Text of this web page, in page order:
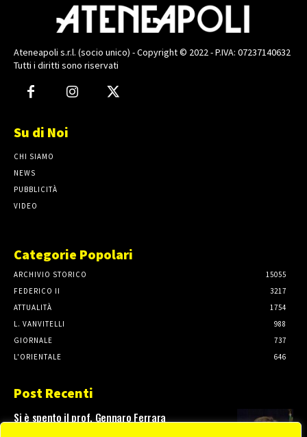
Ateneapoli s.r.l. (socio unico) - Copyright © 2022 - P.IVA: 07237140632
Tutti i diritti sono riservati
Su di Noi
CHI SIAMO
NEWS
PUBBLICITÀ
VIDEO
Categorie Popolari
ARCHIVIO STORICO
15055
FEDERICO II
3217
ATTUALITÀ
1754
L. VANVITELLI
988
GIORNALE
737
L'ORIENTALE
646
Post Recenti
Si è spento il prof. Gennaro Ferrara